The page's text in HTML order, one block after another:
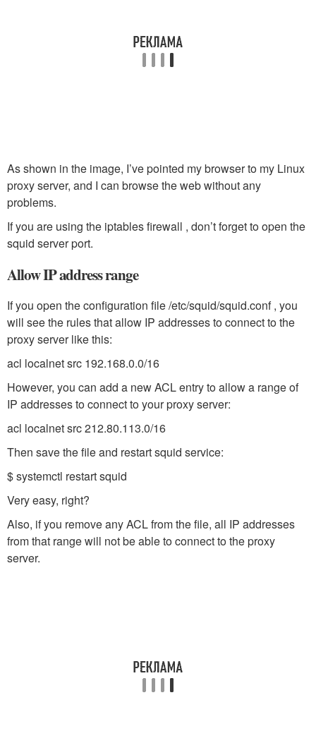
As shown in the image, I’ve pointed my browser to my Linux
proxy server, and I can browse the web without any
problems.
If you are using the iptables firewall , don’t forget to open the
squid server port.
Allow IP address range
If you open the configuration file /etc/squid/squid.conf , you
will see the rules that allow IP addresses to connect to the
proxy server like this:
acl localnet src 192.168.0.0/16
However, you can add a new ACL entry to allow a range of
IP addresses to connect to your proxy server:
acl localnet src 212.80.113.0/16
Then save the file and restart squid service:
$ systemctl restart squid
Very easy, right?
Also, if you remove any ACL from the file, all IP addresses
from that range will not be able to connect to the proxy
server.